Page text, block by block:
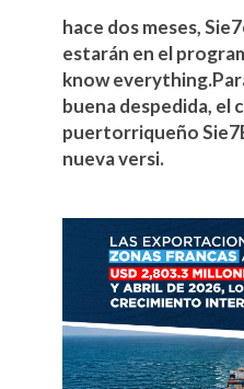
hace dos meses,
estarán en el
know
buena despedida, el
puertorriqueño
nueva versi.